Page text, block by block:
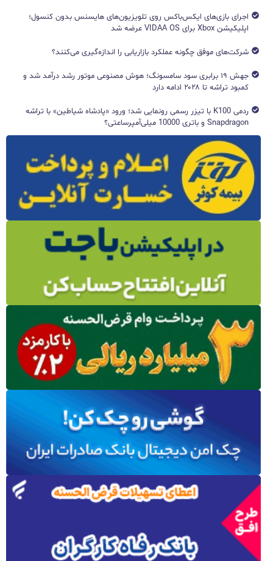
اجرای بازی‌های ایکس‌باکس روی تلویزیون‌های هایسنس بدون کنسول؛
اپلیکیشن Xbox برای VIDAA OS عرضه شد
شرکت‌های موفق چگونه عملکرد بازاریابی را اندازه‌گیری می‌کنند؟
جهش ۱۹ برابری سود سامسونگ؛ هوش مصنوعی موتور رشد درآمد شد و
کمبود تراشه تا ۲۰۲۸ ادامه دارد
ردمی K100 با تیزر رسمی رونمایی شد؛ ورود «پادشاه شیاطین» با تراشه
Snapdragon و باتری 10000 میلی‌آمپرساعتی؟